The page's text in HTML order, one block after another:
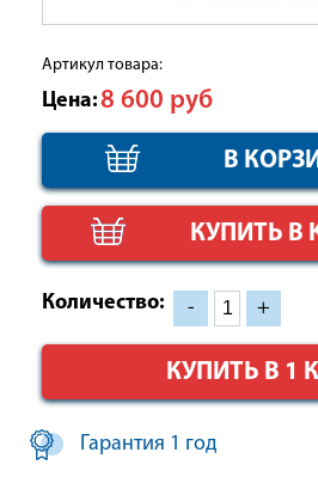
Артикул товара:
Цена:8 600 руб
КУПИТЬ В
Количество: - +
КУПИТЬ В 1
Гарантия 1 год